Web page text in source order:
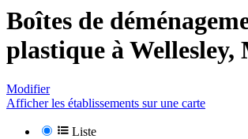
Boîtes de
plastique à Wellesley,
Modifier
Afficher les établissements sur une carte
Liste